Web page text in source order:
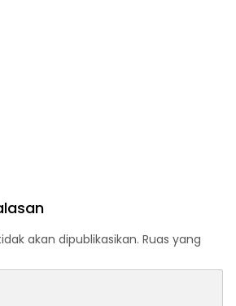
akan dipublikasikan. Ruas yang